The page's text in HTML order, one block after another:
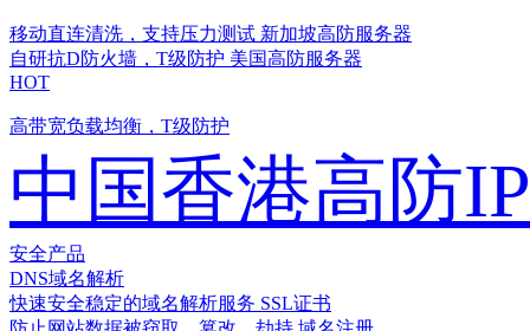
移动直连清洗，支持压力测试 新加坡高防服务器
自研抗D防火墙，T级防护 美国高防服务器
HOT
高带宽负载均衡，T级防护
中国香港高防IP
安全产品
DNS域名解析
快速安全稳定的域名解析服务 SSL证书